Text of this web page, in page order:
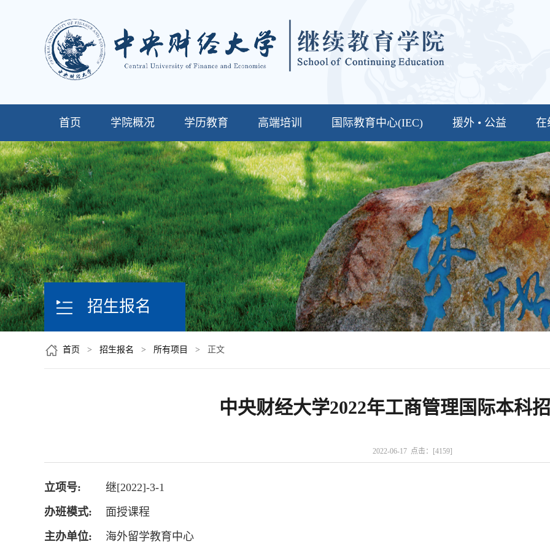
首页 学院概况 学历教育 高端培训 国际教育中心(IEC) 援外 • 公益 在
招生报名
首页 > 招生报名 > 所有项目 > 正文
中央财经大学2022年工商管理国际本科
2022-06-17 点击：[4159]
立项号:
继[2022]-3-1
办班模式:
面授课程
主办单位:
海外留学教育中心